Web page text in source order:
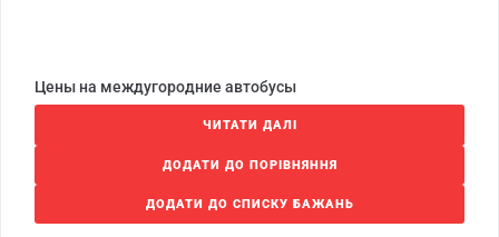
Цены на междугородние автобусы
ЧИТАТИ ДАЛІ
ДОДАТИ ДО ПОРІВНЯННЯ
ДОДАТИ ДО СПИСКУ БАЖАНЬ